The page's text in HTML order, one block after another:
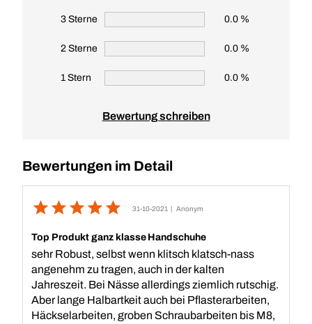
3 Sterne 0.0 %
2 Sterne 0.0 %
1 Stern 0.0 %
Bewertung schreiben
Bewertungen im Detail
31-10-2021 | Anonym
Top Produkt ganz klasse Handschuhe
sehr Robust, selbst wenn klitsch klatsch-nass
angenehm zu tragen, auch in der kalten
Jahreszeit. Bei Nässe allerdings ziemlich rutschig.
Aber lange Halbartkeit auch bei Pflasterarbeiten,
Häckselarbeiten, groben Schraubarbeiten bis M8,